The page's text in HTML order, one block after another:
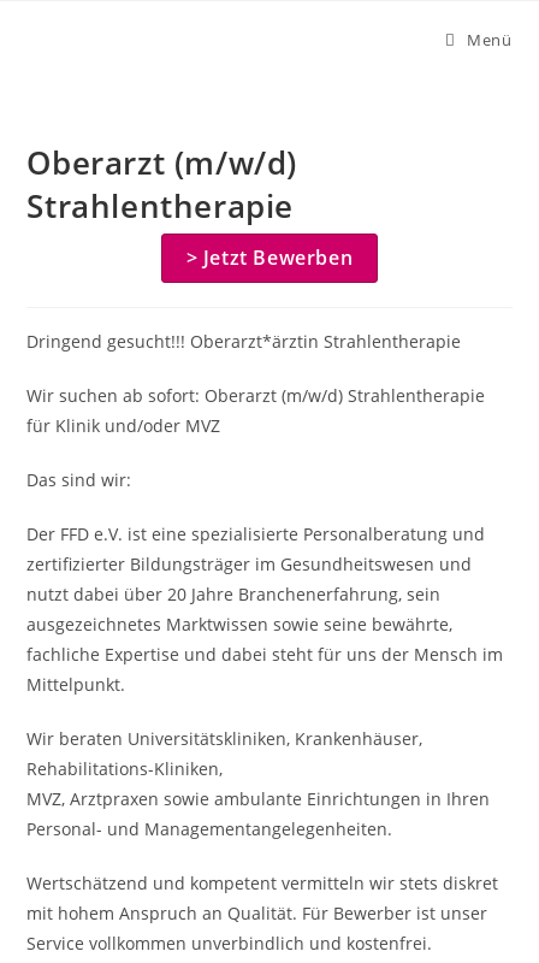
Menü
Oberarzt (m/w/d)
Strahlentherapie
> Jetzt Bewerben
Dringend gesucht!!! Oberarzt*ärztin Strahlentherapie
Wir suchen ab sofort: Oberarzt (m/w/d) Strahlentherapie
für Klinik und/oder MVZ
Das sind wir:
Der FFD e.V. ist eine spezialisierte Personalberatung und
zertifizierter Bildungsträger im Gesundheitswesen und
nutzt dabei über 20 Jahre Branchenerfahrung, sein
ausgezeichnetes Marktwissen sowie seine bewährte,
fachliche Expertise und dabei steht für uns der Mensch im
Mittelpunkt.
Wir beraten Universitätskliniken, Krankenhäuser,
Rehabilitations-Kliniken,
MVZ, Arztpraxen sowie ambulante Einrichtungen in Ihren
Personal- und Managementangelegenheiten.
Wertschätzend und kompetent vermitteln wir stets diskret
mit hohem Anspruch an Qualität. Für Bewerber ist unser
Service vollkommen unverbindlich und kostenfrei.